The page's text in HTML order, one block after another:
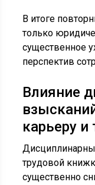
В итоге
только
существенное
перспектив
Влияние
карьеру и
трудовой
существенно